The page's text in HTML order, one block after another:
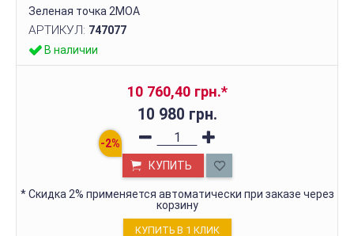
Зеленая точка 2МОА
АРТИКУЛ: 747077
В наличии
10 760,40 грн.*
10 980 грн.
КУПИТЬ
*Скидка 2% применяется автоматически при заказе через
корзину
КУПИТЬ В 1 КЛИК